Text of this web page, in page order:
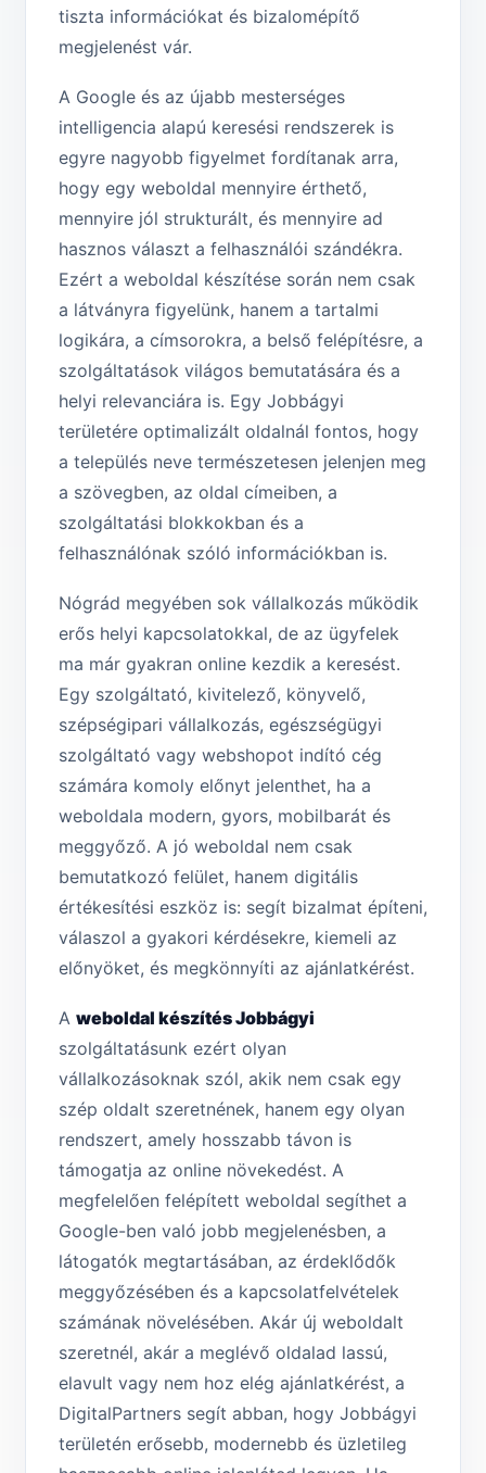
tiszta információkat és bizalomépítő
megjelenést vár.
A Google és az újabb mesterséges
intelligencia alapú keresési rendszerek is
egyre nagyobb figyelmet fordítanak arra,
hogy egy weboldal mennyire érthető,
mennyire jól strukturált, és mennyire ad
hasznos választ a felhasználói szándékra.
Ezért a weboldal készítése során nem csak
a látványra figyelünk, hanem a tartalmi
logikára, a címsorokra, a belső felépítésre, a
szolgáltatások világos bemutatására és a
helyi relevanciára is. Egy Jobbágyi
területére optimalizált oldalnál fontos, hogy
a település neve természetesen jelenjen meg
a szövegben, az oldal címeiben, a
szolgáltatási blokkokban és a
felhasználónak szóló információkban is.
Nógrád megyében sok vállalkozás működik
erős helyi kapcsolatokkal, de az ügyfelek
ma már gyakran online kezdik a keresést.
Egy szolgáltató, kivitelező, könyvelő,
szépségipari vállalkozás, egészségügyi
szolgáltató vagy webshopot indító cég
számára komoly előnyt jelenthet, ha a
weboldala modern, gyors, mobilbarát és
meggyőző. A jó weboldal nem csak
bemutatkozó felület, hanem digitális
értékesítési eszköz is: segít bizalmat építeni,
válaszol a gyakori kérdésekre, kiemeli az
előnyöket, és megkönnyíti az ajánlatkérést.
A weboldal készítés Jobbágyi
szolgáltatásunk ezért olyan
vállalkozásoknak szól, akik nem csak egy
szép oldalt szeretnének, hanem egy olyan
rendszert, amely hosszabb távon is
támogatja az online növekedést. A
megfelelően felépített weboldal segíthet a
Google-ben való jobb megjelenésben, a
látogatók megtartásában, az érdeklődők
meggyőzésében és a kapcsolatfelvételek
számának növelésében. Akár új weboldalt
szeretnél, akár a meglévő oldalad lassú,
elavult vagy nem hoz elég ajánlatkérést, a
DigitalPartners segít abban, hogy Jobbágyi
területén erősebb, modernebb és üzletileg